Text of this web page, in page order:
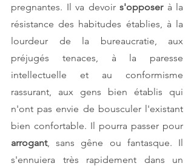
pregnantes. Il va devoir s'opposer à la
résistance des habitudes établies, à la
lourdeur de la bureaucratie, aux
préjugés tenaces, à la paresse
intellectuelle et au conformisme
rassurant, aux gens bien établis qui
n'ont pas envie de bousculer l'existant
arrogant, sans gêne ou fantasque. Il
s'ennuiera très rapidement dans un